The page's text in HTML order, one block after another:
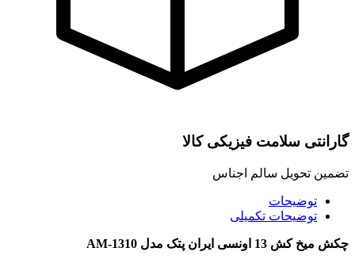
گارانتی سلامت فیزیکی کالا
تضمین تحویل سالم اجناس
توضیحات
توضیحات تکمیلی
چکش میخ کش 13 اونسی ایران پتک مدل AM-1310